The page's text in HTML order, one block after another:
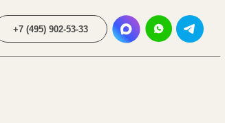
+7 (495) 902-53-33